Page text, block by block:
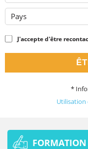
Pays
J'accepte d'être
*
Utilisation
FORMATION